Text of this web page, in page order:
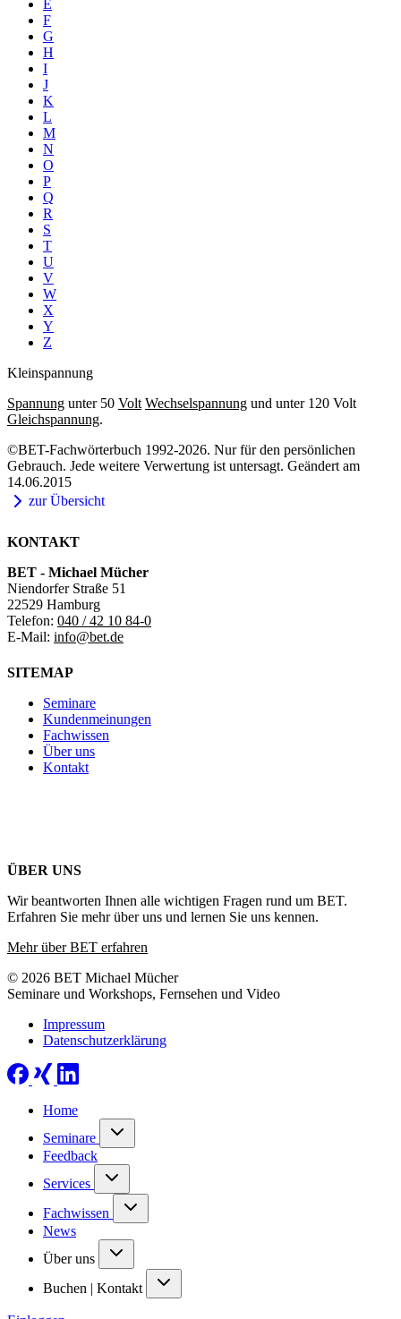
E
F
G
H
I
J
K
L
M
N
O
P
Q
R
S
T
U
V
W
X
Y
Z
Kleinspannung
Spannung unter 50 Volt Wechselspannung und unter 120 Volt
Gleichspannung.
©BET-Fachwörterbuch 1992-2026. Nur für den persönlichen
Gebrauch. Jede weitere Verwertung ist untersagt. Geändert am
14.06.2015
zur Übersicht
KONTAKT
BET - Michael Mücher
Niendorfer Straße 51
22529 Hamburg
Telefon: 040 / 42 10 84-0
E-Mail: info@bet.de
SITEMAP
Seminare
Kundenmeinungen
Fachwissen
Über uns
Kontakt
ÜBER UNS
Wir beantworten Ihnen alle wichtigen Fragen rund um BET.
Erfahren Sie mehr über uns und lernen Sie uns kennen.
Mehr über BET erfahren
© 2026 BET Michael Mücher
Seminare und Workshops, Fernsehen und Video
Impressum
Datenschutzerklärung
Home
Seminare
Feedback
Services
Fachwissen
News
Über uns
Buchen | Kontakt